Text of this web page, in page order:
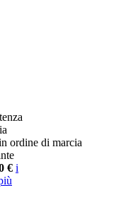
ordine di marcia
€ i